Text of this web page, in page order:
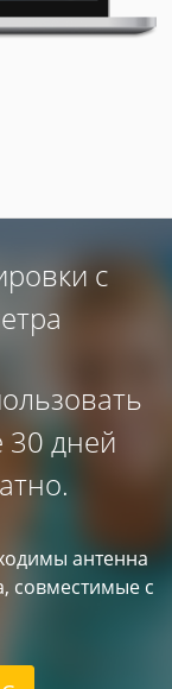
с
30 дней
антенна
совместимые с